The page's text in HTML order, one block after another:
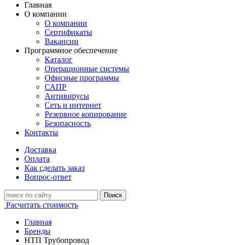
Главная
О компании
О компании
Сертификаты
Вакансии
Программное обеспечение
Каталог
Операционные системы
Офисные программы
САПР
Антивирусы
Сеть и интернет
Резервное копирование
Безопасность
Контакты
Доставка
Оплата
Как сделать заказ
Вопрос-ответ
Поиск
Расчитать стоимость
Главная
Бренды
НТП Трубопровод